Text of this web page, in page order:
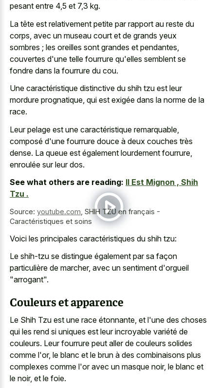
pesant entre 4,5 et 7,3 kg.
La tête est relativement petite par rapport au reste du
corps, avec un museau court et de grands yeux
sombres ; les oreilles sont grandes et pendantes,
couvertes d'une telle fourrure qu'elles semblent se
fondre dans la fourrure du cou.
Une caractéristique distinctive du shih tzu est leur
mordure prognatique, qui est exigée dans la norme de la
race.
Leur pelage est une caractéristique remarquable,
composé d'une fourrure douce à deux couches très
dense. La queue est également lourdement fourrure,
enroulée sur leur dos.
See what others are reading: Il Est Mignon , Shih
Tzu .
Source: youtube.com SHIH TZU en français -
Caractéristiques et soins
Voici les principales caractéristiques du shih tzu:
Le shih-tzu se distingue également par sa façon
particulière de marcher, avec un sentiment d'orgueil
"arrogant".
Couleurs et apparence
Le Shih Tzu est une race étonnante, et l'une des choses
qui les rend si uniques est leur incroyable variété de
couleurs. Leur fourrure peut aller de couleurs solides
comme l'or, le blanc et le brun à des combinaisons plus
complexes comme l'or avec un masque noir, le blanc et
le noir, et le foie.